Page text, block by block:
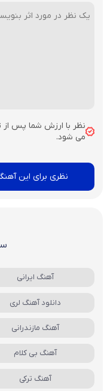
نظر با ارزش شما پس از
می شود.
نظری برای این
آهنگ ایرانی
دانلود آهنگ لری
آهنگ مازندرانی
آهنگ بی کلام
آهنگ ترکی